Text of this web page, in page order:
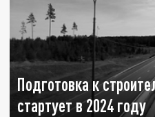
Подготовка к
стартует в 2024 году